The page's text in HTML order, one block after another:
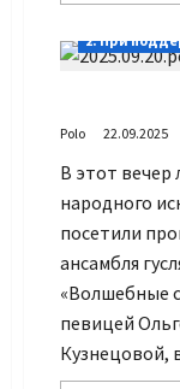
2. При
Polo 22.09.2025
В этот вечер
народного
посетили
ансамбля
«Волшебные
певицей
Кузнецовой,